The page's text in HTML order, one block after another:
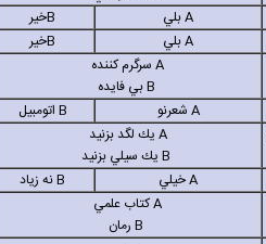
Aبلي Bخير
Aبلي Bخير
A سرگرم كننده
Bبي فايده
A شعرنو B اتومبيل
A يك لگد بزنيد
B يك سيلي بزنيد
Aخيلي Bنه زياد
Aكتاب علمي
B رمان